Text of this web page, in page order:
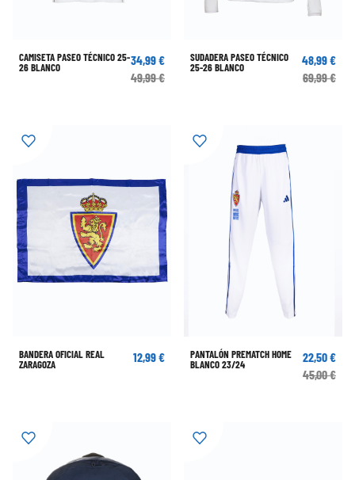
CAMISETA PASEO TÉCNICO 25-
26 BLANCO
34,99 €
49,99 €
SUDADERA PASEO TÉCNICO
25-26 BLANCO
48,99 €
69,99 €
BANDERA OFICIAL REAL
ZARAGOZA
12,99 €
PANTALÓN PREMATCH HOME
BLANCO 23/24
22,50 €
45,00 €